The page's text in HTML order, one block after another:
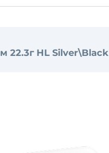
22.3г HL Silver\Black